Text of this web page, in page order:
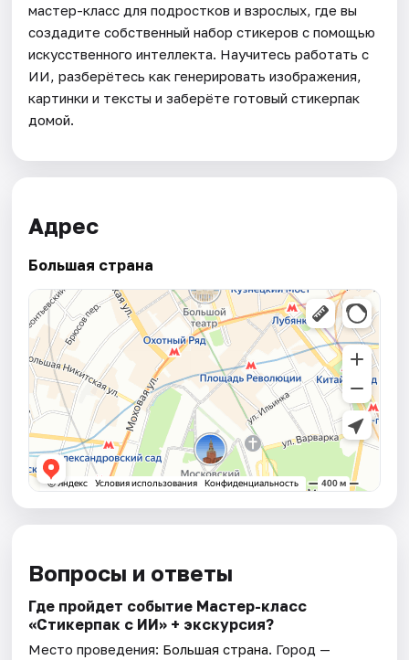
мастер-класс для подростков и взрослых, где вы
создадите собственный набор стикеров с помощью
искусственного интеллекта. Научитесь работать с
ИИ, разберётесь как генерировать изображения,
картинки и тексты и заберёте готовый стикерпак
домой.
Адрес
Большая страна
Вопросы и ответы
Где пройдет событие Мастер-класс
«Стикерпак с ИИ» + экскурсия?
Место проведения: Большая страна. Город —